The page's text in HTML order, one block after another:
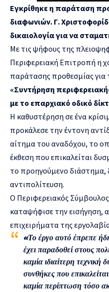
Εγκρίθηκε η παράταση
διαφωνιών. Γ.
δικαιολογία για να
Με τις ψήφους της
Περιφερειακή Επιτροπή η
παράτασης προθεσμίας
«Συντήρηση
με το επαρχιακό οδικό
Η καθυστέρηση σε ένα
προκάλεσε την έντονη
αίτημα του αναδόχου, το
έκθεση που επικαλείται
το προηγούμενο διάστημα,
αντιπολίτευση.
Ο Περιφερειακός
καταψήφισε την εισήγηση,
επιχειρήματα της
«Το έργο αυτό έπρεπε
έχει παραδοθεί στους
καμία ιδιαίτερη τεχνική
συνθήκες που
καμία περίπτωση τόσο